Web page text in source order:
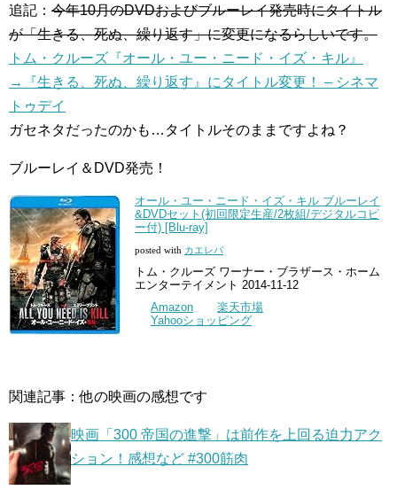
追記： 今年10月のDVDおよびブルーレイ発売時にタイトル
が「生きる、死ぬ、繰り返す」に変更になるらしいです。
トム・クルーズ『オール・ユー・ニード・イズ・キル』
→『生きる、死ぬ、繰り返す』にタイトル変更！ – シネマ
トゥデイ
ガセネタだったのかも…タイトルそのままですよね？
ブルーレイ＆DVD発売！
オール・ユー・ニード・イズ・キル ブルーレイ
&DVDセット(初回限定生産/2枚組/デジタルコピ
ー付) [Blu-ray]
posted with カエレバ
トム・クルーズ ワーナー・ブラザース・ホーム
エンターテイメント 2014-11-12
Amazon
楽天市場
Yahooショッピング
関連記事：他の映画の感想です
映画「300 帝国の進撃」は前作を上回る迫力アク
ション！感想など #300筋肉